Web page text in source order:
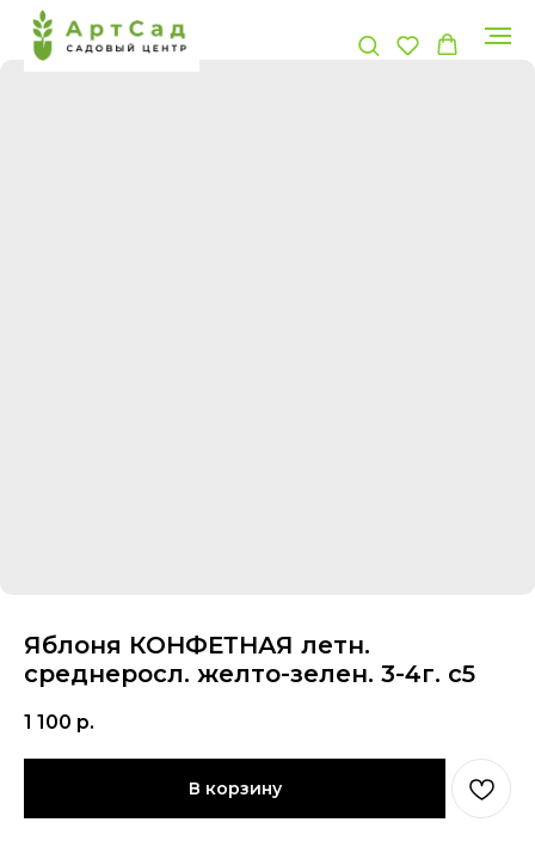
Яблоня КОНФЕТНАЯ летн.
среднеросл. желто-зелен. 3-4г. с5
1 100 р.
В корзину